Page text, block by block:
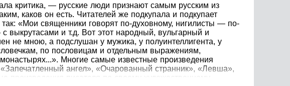
критика, — русские люди признают самым русским из
каков он есть. Читателей же подкупала и подкупает
«Мои священники говорят по-духовному, нигилисты — по-
выкрутасами и т.д. Вот этот народный, вульгарный и
не мною, а подслушан у мужика, у полуинтеллигента, у
по пословицам и отдельным выражениям,
Многие самые известные произведения
ангел», «Очарованный странник», «Левша»,
произведения писателя по своему художественному